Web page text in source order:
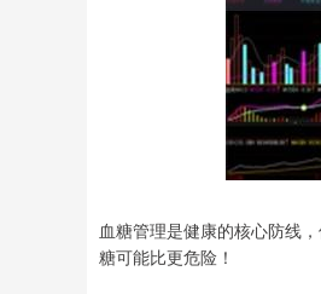
血糖管理是健康的核心防线
糖可能比更危险！